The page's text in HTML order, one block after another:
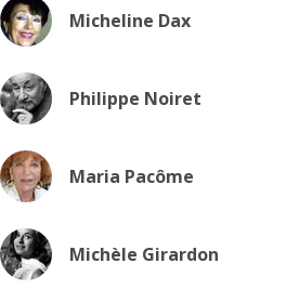
Micheline Dax
Philippe Noiret
Maria Pacôme
Michèle Girardon